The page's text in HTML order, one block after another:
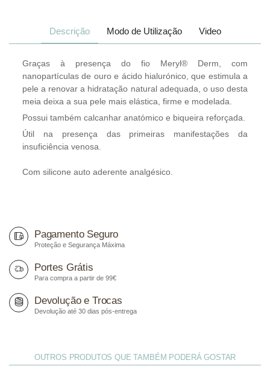
Descrição Modo de Utilização Video
Graças à presença do fio Meryl® Derm, com
nanopartículas de ouro e ácido hialurónico, que estimula a
pele a renovar a hidratação natural adequada, o uso desta
meia deixa a sua pele mais elástica, firme e modelada.
Possui também calcanhar anatómico e biqueira reforçada.
Útil na presença das primeiras manifestações da
insuficiência venosa.
Com silicone auto aderente analgésico.
Pagamento Seguro
Proteção e Segurança Máxima
Portes Grátis
Para compra a partir de 99€
Devolução e Trocas
Devolução até 30 dias pós-entrega
OUTROS PRODUTOS QUE TAMBÉM PODERÁ GOSTAR